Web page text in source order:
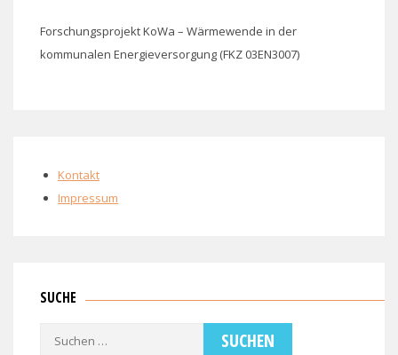
Forschungsprojekt KoWa – Wärmewende in der
kommunalen Energieversorgung (FKZ 03EN3007)
Kontakt
Impressum
SUCHE
Suchen